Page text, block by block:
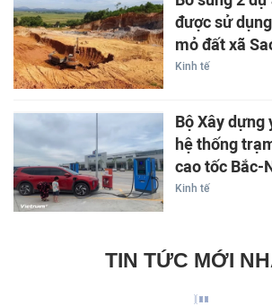
được sử
mỏ đất xã
Kinh tế
Bộ Xây dựng
hệ thống
cao tốc Bắc-
Kinh tế
TIN TỨC MỚI